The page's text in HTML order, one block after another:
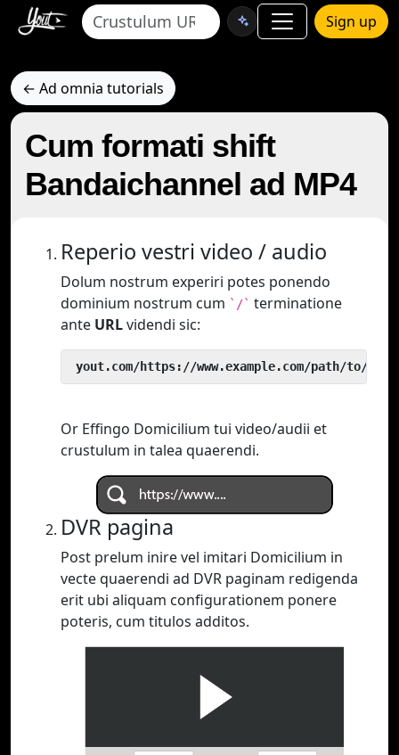
Sign up
← Ad omnia tutorials
Cum formati shift
Bandaichannel ad MP4
Reperio vestri video / audio
Dolum nostrum experiri potes ponendo
dominium nostrum cum `/` terminatione
ante URLvidendi sic:
yout.com/https://www.example.com/path/to/
Or Effingo Domicilium tui video/audii et
crustulum in talea quaerendi.
DVR pagina
Post prelum inire vel imitari Domicilium in
vecte quaerendi ad DVR paginam redigenda
erit ubi aliquam configurationem ponere
poteris, cum titulos additos.